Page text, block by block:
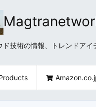
技術の情報、トレンドア